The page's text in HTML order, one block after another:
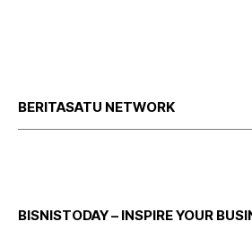
BERITASATU NETWORK
BISNISTODAY – INSPIRE YOUR